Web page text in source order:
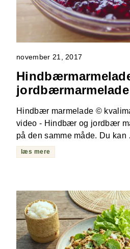
november 21, 2017
jordbærmarmelade
Hindbær marmelade ©
video - Hindbær og jordbær
på den samme måde. Du kan
læs mere